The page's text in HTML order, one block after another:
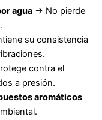
agua → No pierde
su consistencia
contra el
a presión.
aromáticos